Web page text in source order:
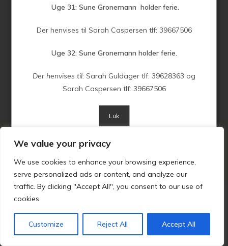
We value your privacy
We use cookies to enhance your browsing experience,
serve personalized ads or content, and analyze our
traffic. By clicking "Accept All", you consent to our use of
cookies.
Customize Reject All Accept All
holder ferie. Der henvises til: Nicolai Utzon-Frank tlf:
FORTSÆT MED AT LÆSE
Privatlivspolitik
CGM 2025 ©​ | Alle rettigheder forbeholdt
Uge 31: Sune Gronemann holder ferie.
Der henvises til Sarah Caspersen tlf: 39667506
Uge 32: Sune Gronemann holder ferie.
Der henvises til: Sarah Guldager tlf: 39628363 og
Sarah Caspersen tlf: 39667506
Luk